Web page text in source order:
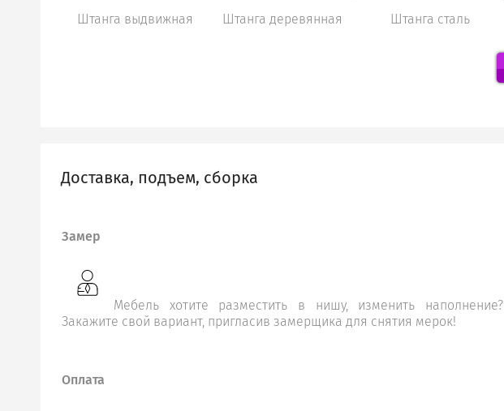
Штанга выдвижная Штанга деревянная Штанга сталь
Доставка, подъем, сборка
Замер
Мебель хотите разместить в нишу, изменить наполнение?
Закажите свой вариант, пригласив замерщика для снятия мерок!
Оплата